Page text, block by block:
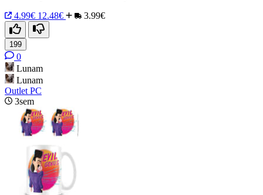
4.99€ 12.48€ 3.99€
199
0
Lunam
Lunam
Outlet PC
3sem